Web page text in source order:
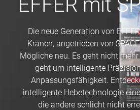
Die neue Generation von
Kränen, angetrieben von
Mögliche neu. Es geht nicht
geht um intelligente
Anpassungsfähigkeit.
intelligente Hebetechnologie
die andere schlicht nicht